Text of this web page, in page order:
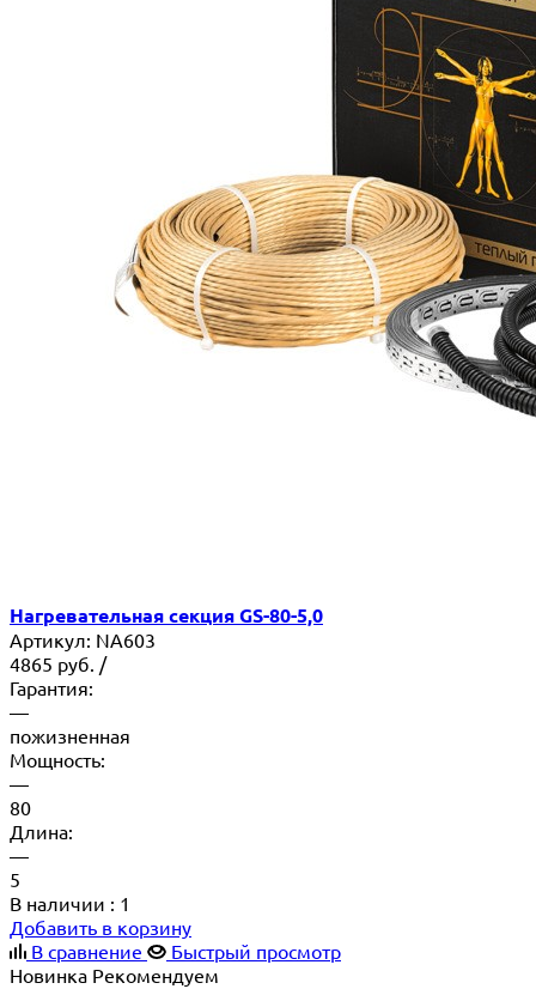
Нагревательная секция GS-80-5,0
Артикул: NA603
4865 руб. /
Гарантия:
—
пожизненная
Мощность:
—
80
Длина:
—
5
В наличии : 1
Добавить в корзину
В сравнение
Быстрый просмотр
Новинка Рекомендуем